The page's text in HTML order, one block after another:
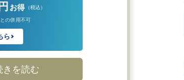
お得 （税込）
の併用不可
ら
きを読む